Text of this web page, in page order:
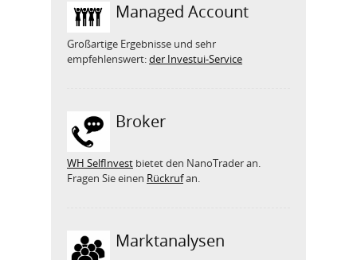
Managed Account
Großartige Ergebnisse und sehr
empfehlenswert:der Investui-Service
Broker
WH SelfInvest bietet den NanoTrader an.
Fragen Sie einen Rückrufan.
Marktanalysen